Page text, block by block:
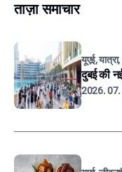
ताज़ा समाचार
यूएई,
दुबई की
2026.